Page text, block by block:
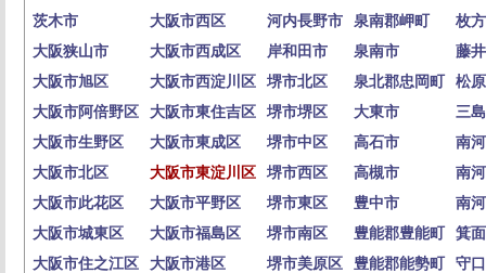
茨木市
大阪市西区 河内長野市 泉南郡岬町
枚
大阪狭山市
大阪市西成区 岸和田市 泉南市
藤
大阪市旭区
大阪市西淀川区 堺市北区 泉北郡忠岡町
松
大阪市阿倍野区
大阪市東住吉区 堺市堺区 大東市
三
大阪市生野区
大阪市東成区 堺市中区 高石市
南
大阪市北区
大阪市東淀川区 堺市西区 高槻市
南
大阪市此花区
大阪市平野区 堺市東区 豊中市
南
大阪市城東区
大阪市福島区 堺市南区 豊能郡豊能町
箕
大阪市住之江区
大阪市港区 堺市美原区 豊能郡能勢町
守